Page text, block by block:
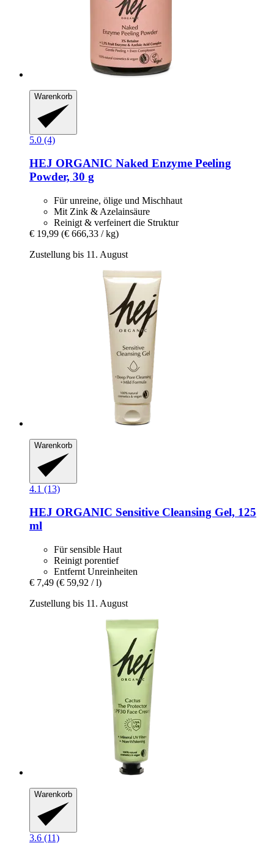
Warenkorb
5.0 (4)
HEJ ORGANIC Naked Enzyme Peeling
Powder, 30 g
Für unreine, ölige und Mischhaut
Mit Zink & Azelainsäure
Reinigt & verfeinert die Struktur
€ 19,99 (€ 666,33 / kg)
Zustellung bis 11. August
Warenkorb
4.1 (13)
HEJ ORGANIC Sensitive Cleansing Gel, 125
ml
Für sensible Haut
Reinigt porentief
Entfernt Unreinheiten
€ 7,49 (€ 59,92 / l)
Zustellung bis 11. August
Warenkorb
3.6 (11)